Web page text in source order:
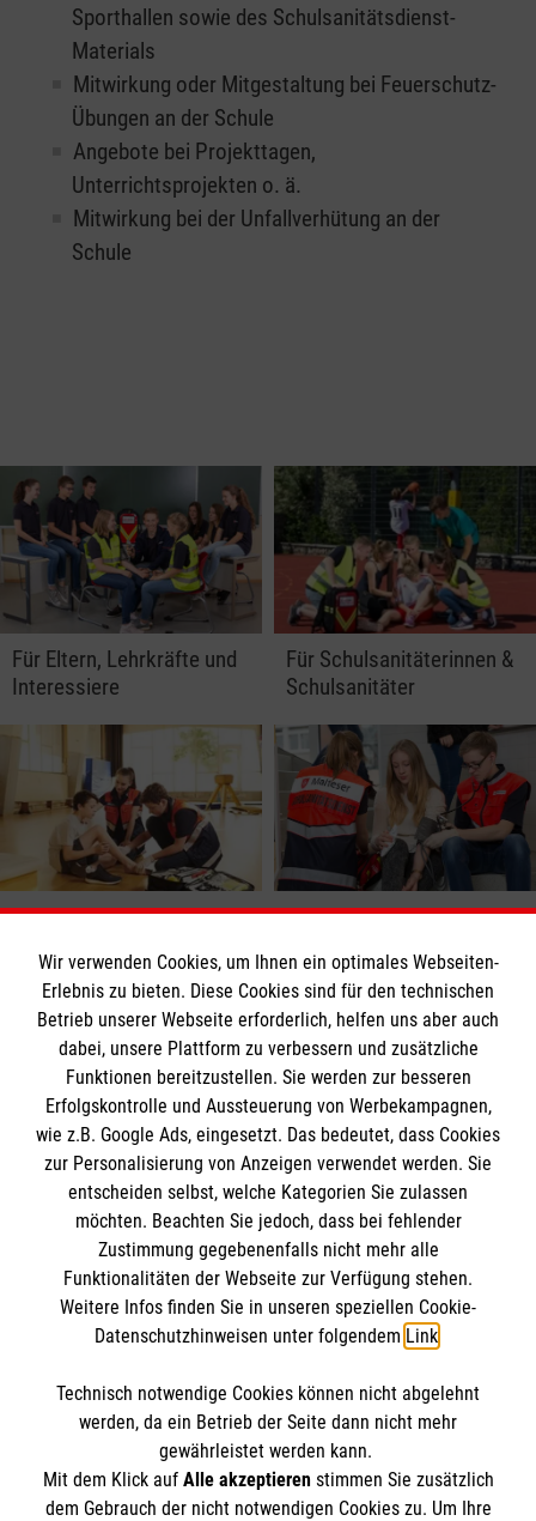
Sporthallen sowie des Schulsanitätsdienst-
Materials
Mitwirkung oder Mitgestaltung bei Feuerschutz-
Übungen an der Schule
Angebote bei Projekttagen,
Unterrichtsprojekten o. ä.
Mitwirkung bei der Unfallverhütung an der
Schule
Für Eltern, Lehrkräfte und
Interessiere
Für Schulsanitäterinnen &
Schulsanitäter
Für Schulsanitätsdienst
Zertifikat
Informationen
Impressum
Datenschutz
Barrierefreiheit
Kontakt
Die Malteser
Malteser in Deutschland
Sharepoint
So finden Sie uns
Gerokstraße 2
Wir verwenden Cookies, um Ihnen ein optimales Webseiten-
Erlebnis zu bieten. Diese Cookies sind für den technischen
Betrieb unserer Webseite erforderlich, helfen uns aber auch
dabei, unsere Plattform zu verbessern und zusätzliche
Funktionen bereitzustellen. Sie werden zur besseren
Erfolgskontrolle und Aussteuerung von Werbekampagnen,
wie z.B. Google Ads, eingesetzt. Das bedeutet, dass Cookies
zur Personalisierung von Anzeigen verwendet werden. Sie
entscheiden selbst, welche Kategorien Sie zulassen
möchten. Beachten Sie jedoch, dass bei fehlender
Zustimmung gegebenenfalls nicht mehr alle
Funktionalitäten der Webseite zur Verfügung stehen.
Weitere Infos finden Sie in unseren speziellen Cookie-
Datenschutzhinweisen unter folgendem Link.
Technisch notwendige Cookies können nicht abgelehnt
werden, da ein Betrieb der Seite dann nicht mehr
gewährleistet werden kann.
Mit dem Klick auf Alle akzeptierenstimmen Sie zusätzlich
dem Gebrauch der nicht notwendigen Cookies zu. Um Ihre